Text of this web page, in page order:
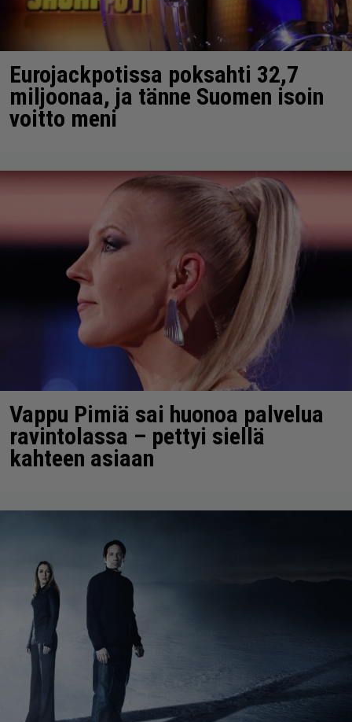
Eurojackpotissa poksahti 32,7
miljoonaa, ja tänne Suomen isoin
voitto meni
Vappu Pimiä sai huonoa palvelua
ravintolassa – pettyi siellä
kahteen asiaan